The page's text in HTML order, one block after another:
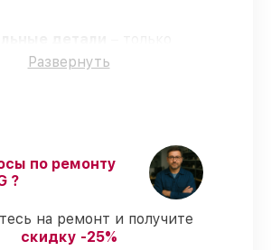
детали
комплектующие.
монитора 22EA53
строго в оговоренные
– обслуживаем
всегда со строгим
гарантийных обязательств.
Развернуть
по ремонту
?
на ремонт и получите
скидку -25%